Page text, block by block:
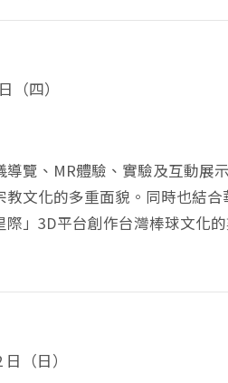
（四）
覽、MR體驗、實驗及互動展
文化的多重面貌。同時也結
」3D平台創作台灣棒球文化
（日）